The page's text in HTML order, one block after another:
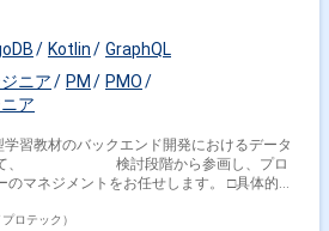
Kotlin
GraphQL
ニア
PM
PMO
ア
習教材のバックエンド開発におけるデータ
階から参画し、プロ
ジメントをお任せします。 □具体的な
└課題の対応優先度の決定 └チームメンバの
ロテック）